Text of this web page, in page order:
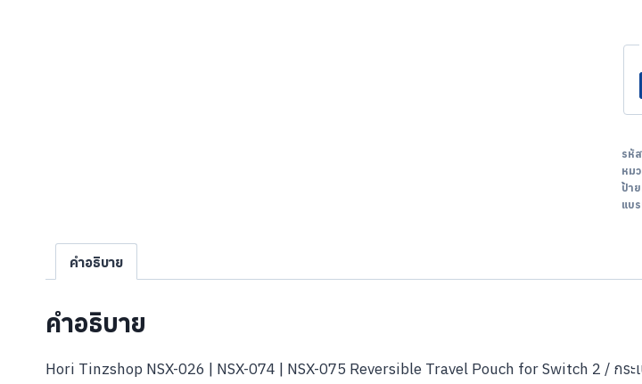
รหั
หม
ป้า
แบ
คำอธิบาย
คำอธิบาย
Hori Tinzshop NSX-026 | NSX-074 | NSX-075 Reversible Travel Pouch for Switch 2 / กร